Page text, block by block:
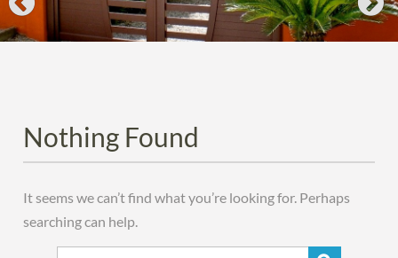
Nothing Found
It seems we can’t find what you’re looking for. Perhaps
searching can help.